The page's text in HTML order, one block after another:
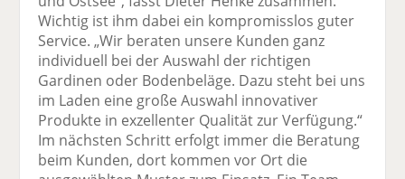
Wichtig ist ihm dabei ein kompromisslos guter
Service. „Wir beraten unsere Kunden ganz
individuell bei der Auswahl der richtigen
Gardinen oder Bodenbeläge. Dazu steht bei uns
im Laden eine große Auswahl innovativer
Produkte in exzellenter Qualität zur Verfügung.“
Im nächsten Schritt erfolgt immer die Beratung
beim Kunden, dort kommen vor Ort die